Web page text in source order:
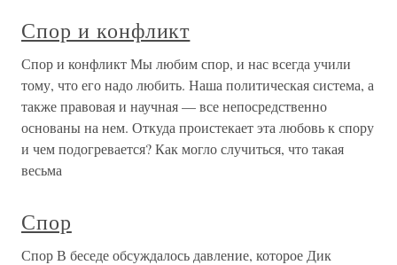
Спор и конфликт
Спор и конфликт Мы любим спор, и нас всегда учили
тому, что его надо любить. Наша политическая система, а
также правовая и научная — все непосредственно
основаны на нем. Откуда проистекает эта любовь к спору
и чем подогревается? Как могло случиться, что такая
весьма
Спор
Спор В беседе обсуждалось давление, которое Дик